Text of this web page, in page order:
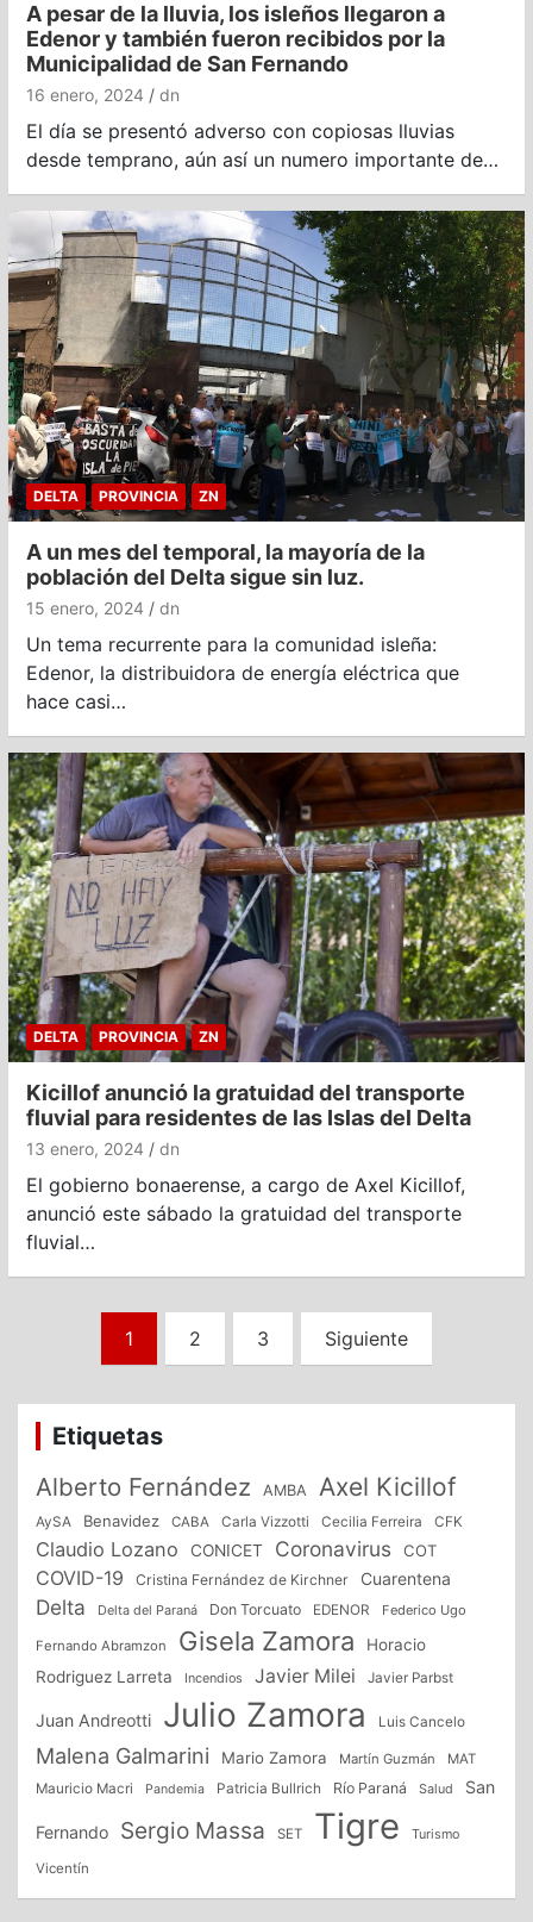
A pesar de la lluvia, los isleños llegaron a
Edenor y también fueron recibidos por la
Municipalidad de San Fernando
16 enero, 2024 dn
El día se presentó adverso con copiosas lluvias
desde temprano, aún así un numero importante de…
DELTA PROVINCIA ZN
A un mes del temporal, la mayoría de la
población del Delta sigue sin luz.
15 enero, 2024 dn
Un tema recurrente para la comunidad isleña:
Edenor, la distribuidora de energía eléctrica que
hace casi…
DELTA PROVINCIA ZN
Kicillof anunció la gratuidad del transporte
fluvial para residentes de las Islas del Delta
13 enero, 2024 dn
El gobierno bonaerense, a cargo de Axel Kicillof,
anunció este sábado la gratuidad del transporte
fluvial…
Paginación
entradas
1 2 3 Siguiente
Etiquetas
Alberto Fernández AMBA Axel Kicillof
AySA Benavidez CABA Carla Vizzotti Cecilia Ferreira CFK
Claudio Lozano CONICET Coronavirus COT
COVID-19 Cristina Fernández de Kirchner Cuarentena
Delta Delta del Paraná Don Torcuato EDENOR Federico Ugo
Fernando Abramzon Gisela Zamora
Horacio
Rodriguez Larreta
Incendios Javier Milei Javier Parbst
Juan Andreotti Julio Zamora Luis Cancelo
Malena Galmarini Mario Zamora Martín Guzmán
MAT
Mauricio Macri
Pandemia Patricia Bullrich Río Paraná Salud San
Fernando Sergio Massa SET Tigre Turismo
Vicentín